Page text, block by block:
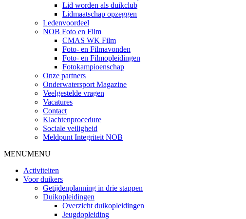
Lid worden als duikclub
Lidmaatschap opzeggen
Ledenvoordeel
NOB Foto en Film
CMAS WK Film
Foto- en Filmavonden
Foto- en Filmopleidingen
Fotokampioenschap
Onze partners
Onderwatersport Magazine
Veelgestelde vragen
Vacatures
Contact
Klachtenprocedure
Sociale veiligheid
Meldpunt Integriteit NOB
MENUMENU
Activiteiten
Voor duikers
Getijdenplanning in drie stappen
Duikopleidingen
Overzicht duikopleidingen
Jeugdopleiding